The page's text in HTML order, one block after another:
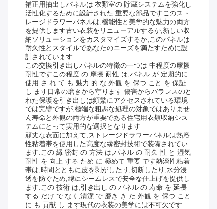
補正用抽出しパネルは 衣類室の 貯蔵システムを強化し
活性化するために設計された 重要な部品ですこのスト
レージドラワーパネルは,機能性と美学的な魅力の両方
を提供します古い衣装をリニューアルするか,新しい収
納ソリューションをカスタマイズするか,このパネルは
耐久性とスタイルであなたのニーズを満たすために設
計されています.
この交換引き出しパネルの特徴の一つは 中程度の摩擦
耐性ですこの程度 の 摩擦 耐性 は,パネル が 定期的に
使用 さ れ て も 魅力 的 な 外観 を 保つ こと を 保証
し ます日常の磨きから守ります 傷害からバランスのと
れた保護を引き出しは頻繁にアクセスされている環境
では完璧ですが,極端な粗悪な処理の対象ではありませ
ん寿命と外観の両方が重要である住宅用衣類収納シス
テムにとって実用的な選択となります
頑丈な表面に加えて,ストレージドラワーパネルは熱溶
性粘着帯を使用した高度な縁密封技術で装備されてい
ます.この 縁 密封 の 方法 は,パネル の 耐久 性 と 湿気
耐性 を 向上 する ため に 極めて 重要 です熱溶性粘着
帯は,時間とともに皮を剥がしたり,切断したり,水分浸
透を防ぐため,縁にシームレスで安全な仕上げを提供し
ます.この 技術 は,引き出し の パネル の 寿命 を 延長
する だけ で なく,清潔 で 磨き き た 外観 を 保つ こと
に も 貢献 し ます現代の衣装の美学には不可欠です